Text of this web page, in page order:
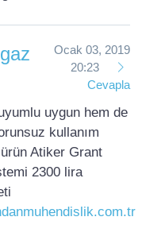
Ocak 03, 2019
20:23
Cevapla
uygun hem de
kullanım
Atiker Grant
2300 lira